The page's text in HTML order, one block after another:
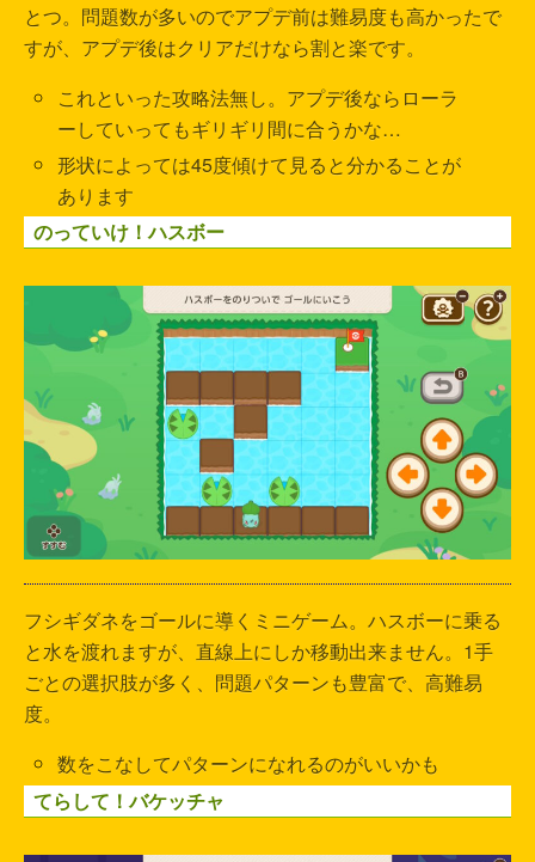
とつ。問題数が多いのでアプデ前は難易度も高かったで
すが、アプデ後はクリアだけなら割と楽です。
これといった攻略法無し。アプデ後ならローラ
ーしていってもギリギリ間に合うかな…
形状によっては45度傾けて見ると分かることが
あります
のっていけ！ハスボー
フシギダネをゴールに導くミニゲーム。ハスボーに乗る
と水を渡れますが、直線上にしか移動出来ません。1手
ごとの選択肢が多く、問題パターンも豊富で、高難易
度。
数をこなしてパターンになれるのがいいかも
てらして！バケッチャ